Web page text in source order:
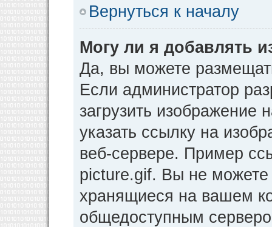
Вернуться к началу
Могу ли я добавлять
Да, вы можете
Если администратор
загрузить
указать ссылку на
веб-сервере. Пример
picture.gif. Вы не можете
хранящиеся на вашем
общедоступным